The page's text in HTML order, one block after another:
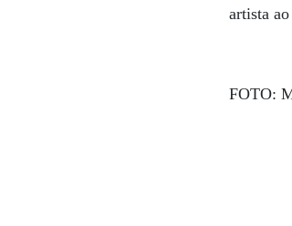
artista
FOTO: